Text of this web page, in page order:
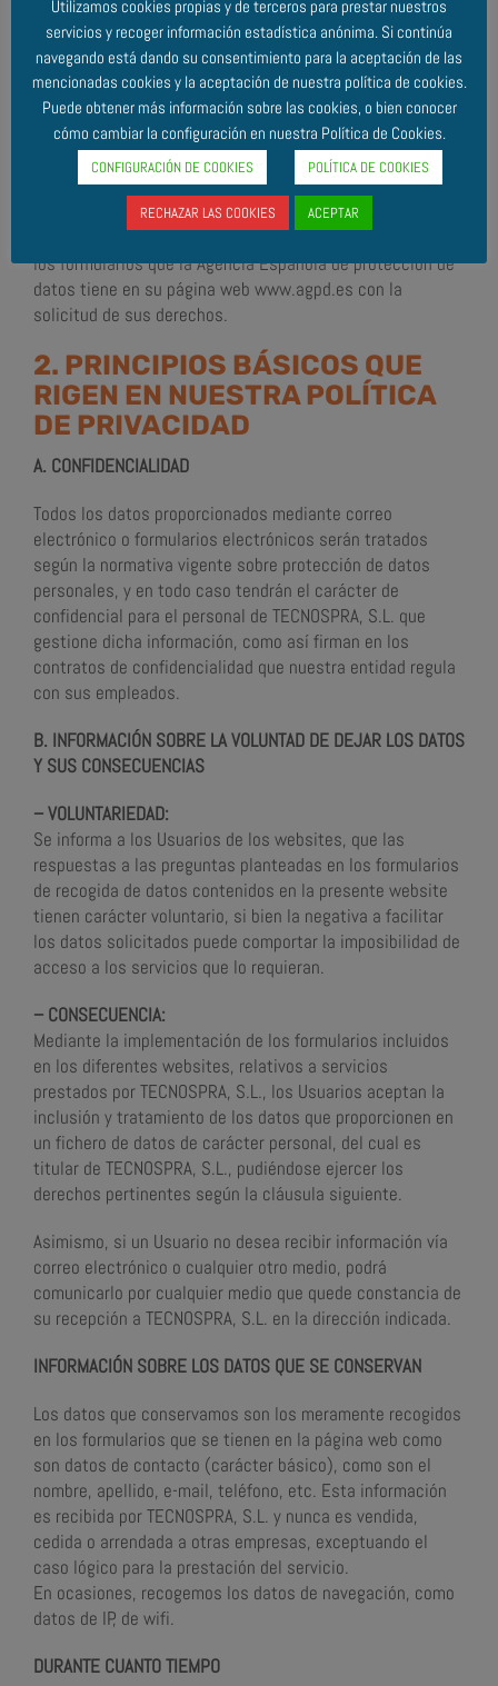
• Derecho a solicitar la limitación de su tratamiento,
• Derecho a oponerse al tratamiento: Dejaremos de tratar
sus datos, salvo por motivos legales.
• Derecho a la portabilidad de los datos: Puede pedirnos
en cualquier momento que enviemos sus datos a la
mercantil que desee, mediante petición expresa.
1.5 COMO PUEDO SOLICITAR LOS DERECHOS
En cualquier momento, puede enviarnos un mail utilizando
los formularios que la Agencia Española de protección de
datos tiene en su página web www.agpd.es con la
solicitud de sus derechos.
2. PRINCIPIOS BÁSICOS QUE
RIGEN EN NUESTRA POLÍTICA
DE PRIVACIDAD
A. CONFIDENCIALIDAD
Todos los datos proporcionados mediante correo
electrónico o formularios electrónicos serán tratados
según la normativa vigente sobre protección de datos
personales, y en todo caso tendrán el carácter de
confidencial para el personal de TECNOSPRA, S.L. que
gestione dicha información, como así firman en los
contratos de confidencialidad que nuestra entidad regula
con sus empleados.
B. INFORMACIÓN SOBRE LA VOLUNTAD DE DEJAR LOS DATOS
Y SUS CONSECUENCIAS
– VOLUNTARIEDAD:
Se informa a los Usuarios de los websites, que las
respuestas a las preguntas planteadas en los formularios
de recogida de datos contenidos en la presente website
tienen carácter voluntario, si bien la negativa a facilitar
los datos solicitados puede comportar la imposibilidad de
acceso a los servicios que lo requieran.
– CONSECUENCIA:
Mediante la implementación de los formularios incluidos
en los diferentes websites, relativos a servicios
prestados por TECNOSPRA, S.L., los Usuarios aceptan la
inclusión y tratamiento de los datos que proporcionen en
un fichero de datos de carácter personal, del cual es
titular de TECNOSPRA, S.L., pudiéndose ejercer los
derechos pertinentes según la cláusula siguiente.
Asimismo, si un Usuario no desea recibir información vía
correo electrónico o cualquier otro medio, podrá
comunicarlo por cualquier medio que quede constancia de
su recepción a TECNOSPRA, S.L. en la dirección indicada.
INFORMACIÓN SOBRE LOS DATOS QUE SE CONSERVAN
Los datos que conservamos son los meramente recogidos
en los formularios que se tienen en la página web como
son datos de contacto (carácter básico), como son el
nombre, apellido, e-mail, teléfono, etc. Esta información
es recibida por TECNOSPRA, S.L. y nunca es vendida,
cedida o arrendada a otras empresas, exceptuando el
caso lógico para la prestación del servicio.
En ocasiones, recogemos los datos de navegación, como
datos de IP, de wifi.
DURANTE CUANTO TIEMPO
Utilizamos cookies propias y de terceros para prestar nuestros
servicios y recoger información estadística anónima. Si continúa
navegando está dando su consentimiento para la aceptación de las
mencionadas cookies y la aceptación de nuestra política de cookies.
Puede obtener más información sobre las cookies, o bien conocer
cómo cambiar la configuración en nuestra Política de Cookies.
CONFIGURACIÓN DE COOKIES POLÍTICA DE COOKIES
RECHAZAR LAS COOKIES ACEPTAR